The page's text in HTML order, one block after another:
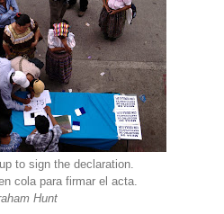
to sign the declaration.
cola para firmar el acta.
Hunt